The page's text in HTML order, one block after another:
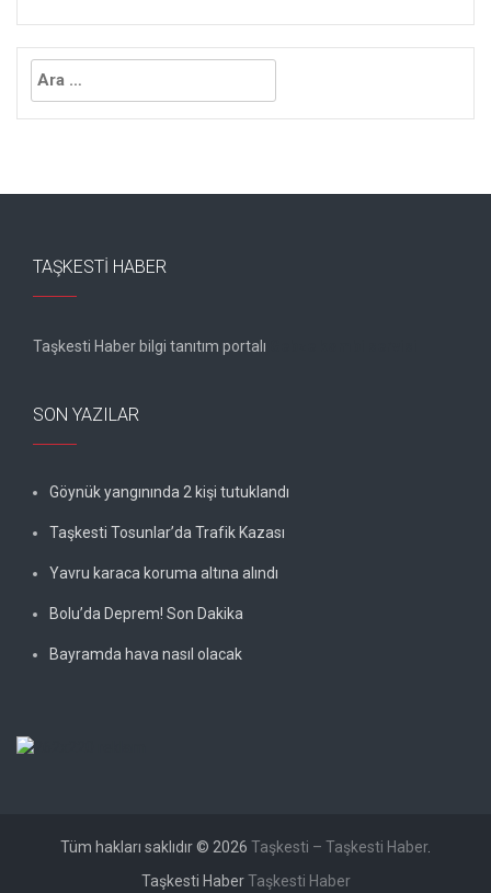
Arama:
TAŞKESTI HABER
Taşkesti Haber bilgi tanıtım portalı
SON YAZILAR
Göynük yangınında 2 kişi tutuklandı
Taşkesti Tosunlar’da Trafik Kazası
Yavru karaca koruma altına alındı
Bolu’da Deprem! Son Dakika
Bayramda hava nasıl olacak
Tüm hakları saklıdır © 2026 Taşkesti – Taşkesti Haber.
Taşkesti HaberTaşkesti Haber